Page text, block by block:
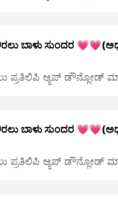
ಬಾಳು ಸುಂದರ
ಪ್ರತಿಲಿಪಿ ಆ್ಯಪ್ ಡೌನ್ಲೋಡ್
ಬಾಳು ಸುಂದರ
ಪ್ರತಿಲಿಪಿ ಆ್ಯಪ್ ಡೌನ್ಲೋಡ್